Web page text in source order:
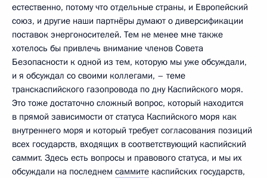
естественно, потому что отдельные страны, и Европейский
союз, и другие наши партнёры думают о диверсификации
поставок энергоносителей. Тем не менее мне также
хотелось бы привлечь внимание членов Совета
Безопасности к одной из тем, которую мы уже обсуждали,
и я обсуждал со своими коллегами, – теме
транскаспийского газопровода по дну Каспийского моря.
Это тоже достаточно сложный вопрос, который находится
в прямой зависимости от статуса Каспийского моря как
внутреннего моря и который требует согласования позиций
всех государств, входящих в соответствующий каспийский
саммит. Здесь есть вопросы и правового статуса, и мы их
обсуждали на последнем саммите каспийских государств,